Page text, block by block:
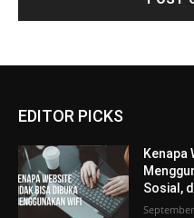
EDITOR PICKS
Kenapa
Sosial,